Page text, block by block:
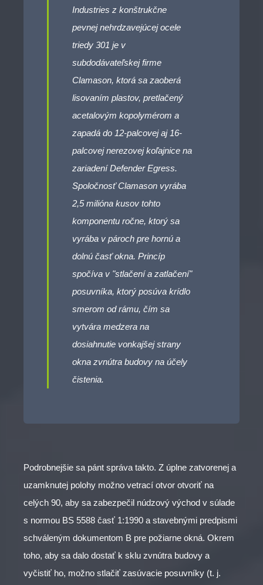
Industries z konštrukčne
pevnej nehrdzavejúcej ocele
triedy 301 je v
subdodávateľskej firme
Clamason, ktorá sa zaoberá
lisovaním plastov, pretlačený
acetalovým kopolymérom a
zapadá do 12-palcovej aj 16-
palcovej nerezovej koľajnice na
zariadení Defender Egress.
Spoločnosť Clamason vyrába
2,5 milióna kusov tohto
komponentu ročne, ktorý sa
vyrába v pároch pre hornú a
dolnú časť okna. Princíp
spočíva v "stlačení a zatlačení"
posuvníka, ktorý posúva krídlo
smerom od rámu, čím sa
vytvára medzera na
dosiahnutie vonkajšej strany
okna zvnútra budovy na účely
čistenia.
Podrobnejšie sa pánt správa takto. Z úplne zatvorenej a
uzamknutej polohy možno vetrací otvor otvoriť na
celých 90, aby sa zabezpečil núdzový východ v súlade
s normou BS 5588 časť 1:1990 a stavebnými predpismi
schváleným dokumentom B pre požiarne okná. Okrem
toho, aby sa dalo dostať k sklu zvnútra budovy a
vyčistiť ho, možno stlačiť zasúvacie posuvníky (t. j.